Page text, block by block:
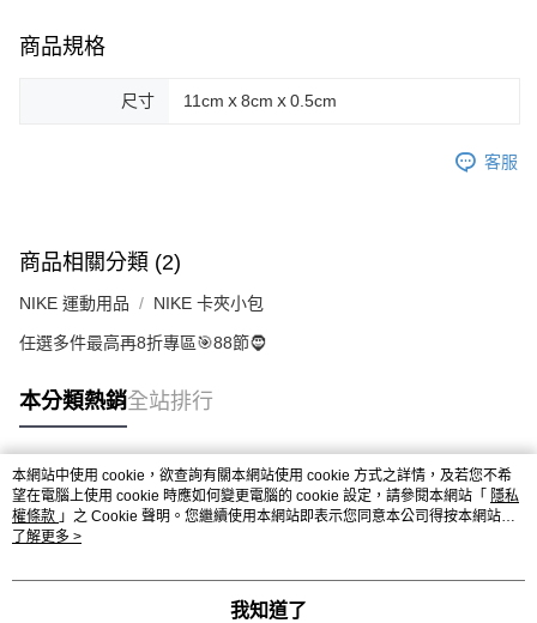
商品規格
尺寸 11cmｘ8cmｘ0.5cm
客服
商品相關分類 (2)
NIKE 運動用品 NIKE 卡夾小包
任選多件最高再8折專區🎯88節🧔
本分類熱銷全站排行
熱門標籤
本網站中使用 cookie，欲查詢有關本網站使用 cookie 方式之詳情，及若您不希
望在電腦上使用 cookie 時應如何變更電腦的 cookie 設定，請參閱本網站「 隱私
權條款 」之 Cookie 聲明。您繼續使用本網站即表示您同意本公司得按本網站使
用條款之 Cookie 聲明使用 cookie。
了解更多 >
我知道了